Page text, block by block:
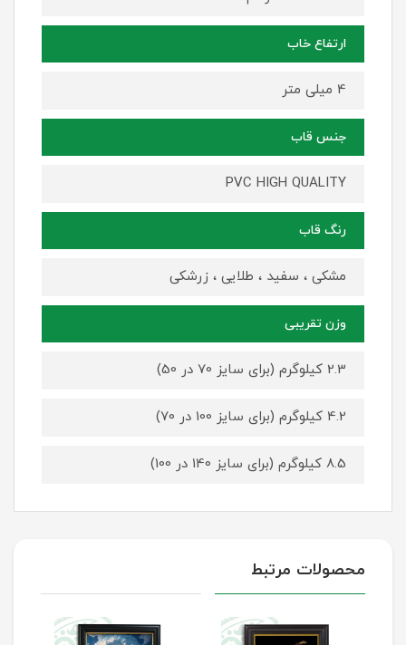
ارتفاع خاب
4 میلی متر
جنس قاب
PVC HIGH QUALITY
رنگ قاب
مشکی ، سفید ، طلایی ، زرشکی
وزن تقریبی
2.3 کیلوگرم (برای سایز 70 در 50)
4.2 کیلوگرم (برای سایز 100 در 70)
8.5 کیلوگرم (برای سایز 140 در 100)
محصولات مرتبط